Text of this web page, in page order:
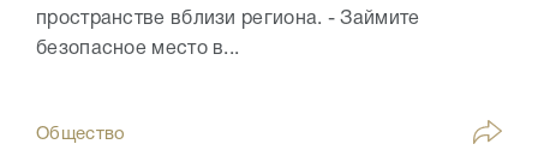
пространстве вблизи региона. - Займите
безопасное место в...
Общество